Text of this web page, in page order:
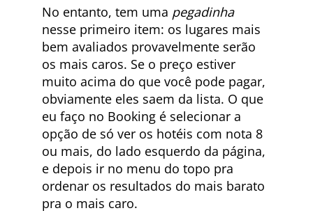
No entanto, tem uma pegadinha
nesse primeiro item: os lugares mais
bem avaliados provavelmente serão
os mais caros. Se o preço estiver
muito acima do que você pode pagar,
obviamente eles saem da lista. O que
eu faço no Booking é selecionar a
opção de só ver os hotéis com nota 8
ou mais, do lado esquerdo da página,
e depois ir no menu do topo pra
ordenar os resultados do mais barato
pra o mais caro.